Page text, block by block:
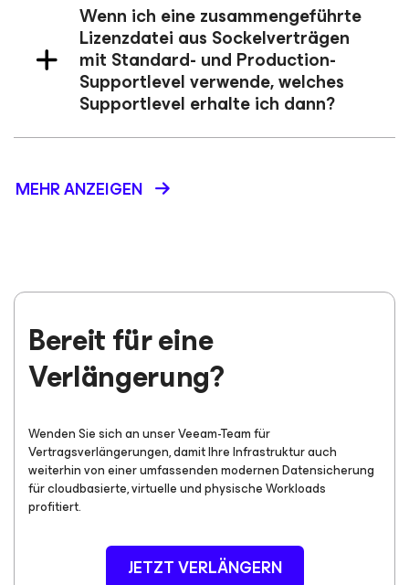
Wenn ich eine zusammengeführte
Lizenzdatei aus Sockelverträgen
mit Standard- und Production-
Supportlevel verwende, welches
Supportlevel erhalte ich dann?
MEHR ANZEIGEN
Bereit für eine
Verlängerung?
Wenden Sie sich an unser Veeam-Team für
Vertragsverlängerungen, damit Ihre Infrastruktur auch
weiterhin von einer umfassenden modernen Datensicherung
für cloudbasierte, virtuelle und physische Workloads
profitiert.
JETZT VERLÄNGERN